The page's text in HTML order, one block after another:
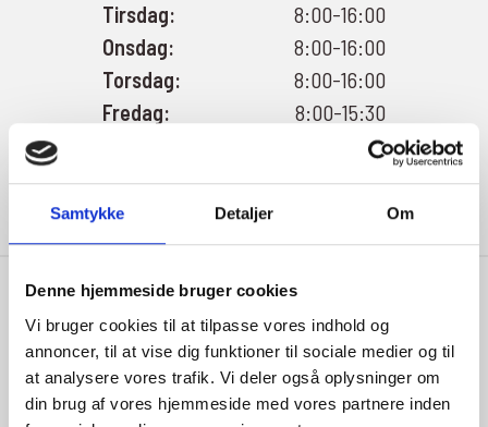
Samtykke Detaljer Om
Denne hjemmeside bruger cookies
Vi bruger cookies til at tilpasse vores indhold og
annoncer, til at vise dig funktioner til sociale medier og til
at analysere vores trafik. Vi deler også oplysninger om
din brug af vores hjemmeside med vores partnere inden
Tirsdag:
8:00-16:00
Onsdag:
8:00-16:00
Torsdag:
8:00-16:00
Fredag:
8:00-15:30
Aftal med salgsafd.
Søndag:
Aftal med salgsafd.
Indehaver